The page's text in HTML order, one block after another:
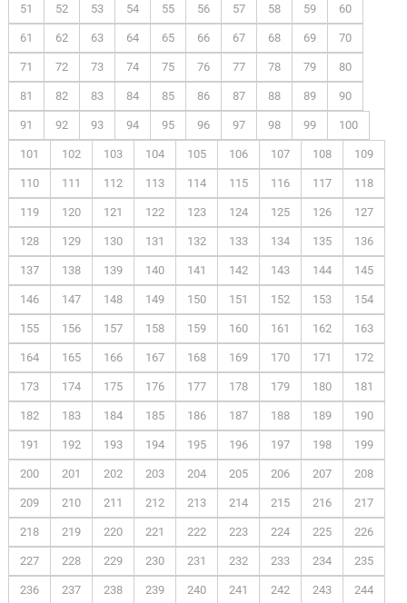
51 52 53 54 55 56 57 58 59 60
61 62 63 64 65 66 67 68 69 70
71 72 73 74 75 76 77 78 79 80
81 82 83 84 85 86 87 88 89 90
91 92 93 94 95 96 97 98 99 100
101 102 103 104 105 106 107 108 109
110 111 112 113 114 115 116 117 118
119 120 121 122 123 124 125 126 127
128 129 130 131 132 133 134 135 136
137 138 139 140 141 142 143 144 145
146 147 148 149 150 151 152 153 154
155 156 157 158 159 160 161 162 163
164 165 166 167 168 169 170 171 172
173 174 175 176 177 178 179 180 181
182 183 184 185 186 187 188 189 190
191 192 193 194 195 196 197 198 199
200 201 202 203 204 205 206 207 208
209 210 211 212 213 214 215 216 217
218 219 220 221 222 223 224 225 226
227 228 229 230 231 232 233 234 235
236 237 238 239 240 241 242 243 244